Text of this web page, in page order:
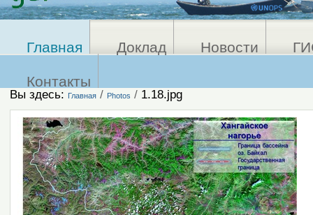
Главная Доклад Новости
Контакты
Вы здесь: Главная / Photos / 1.18.jpg